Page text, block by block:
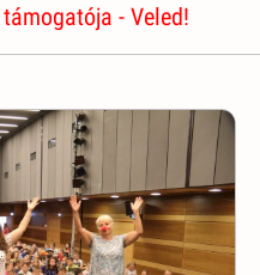
- Veled!